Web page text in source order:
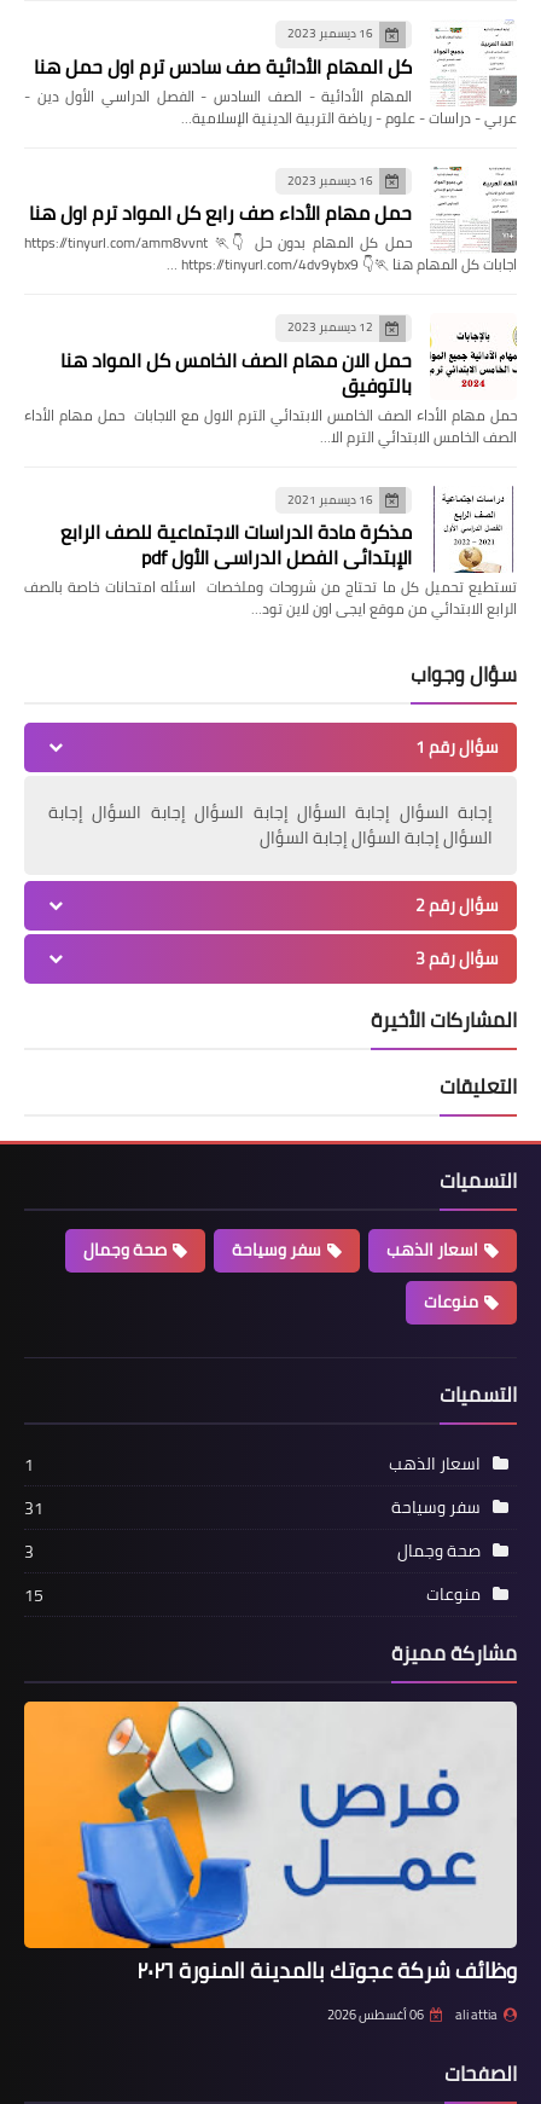
16 ديسمبر 2023
كل المهام الأدائية صف سادس ترم اول حمل هنا
المهام الأدائية - الصف السادس - الفصل الدراسي الأول دين -
عربي - دراسات - علوم - رياضة التربية الدينية الإسلامية…
16 ديسمبر 2023
حمل مهام الأداء صف رابع كل المواد ترم اول هنا
حمل كل المهام بدون حل 👇🏃 https://tinyurl.com/amm8vvnt
اجابات كل المهام هنا 🏃👇 https://tinyurl.com/4dv9ybx9 …
12 ديسمبر 2023
حمل الان مهام الصف الخامس كل المواد هنا
بالتوفيق
حمل مهام الأداء الصف الخامس الابتدائي الترم الاول مع الاجابات حمل مهام الأداء
الصف الخامس الابتدائي الترم الا…
16 ديسمبر 2021
مذكرة مادة الدراسات الاجتماعية للصف الرابع
الإبتدائي الفصل الدراسي الأول pdf
تستطيع تحميل كل ما تحتاج من شروحات وملخصات اسئله امتحانات خاصة بالصف
الرابع الابتدائي من موقع ايجى اون لاين تود…
سؤال وجواب
سؤال رقم 1
إجابة السؤال إجابة السؤال إجابة السؤال إجابة السؤال إجابة
السؤال إجابة السؤال إجابة السؤال
سؤال رقم 2
سؤال رقم 3
المشاركات الأخيرة
التعليقات
التسميات
اسعار الذهب سفر وسياحة
صحة وجمال
منوعات
التسميات
اسعار الذهب
1
سفر وسياحة
31
صحة وجمال
3
منوعات
15
مشاركة مميزة
وظائف شركة عجوتك بالمدينة المنورة ٢٠٢٦
ali attia 06 أغسطس 2026
الصفحات